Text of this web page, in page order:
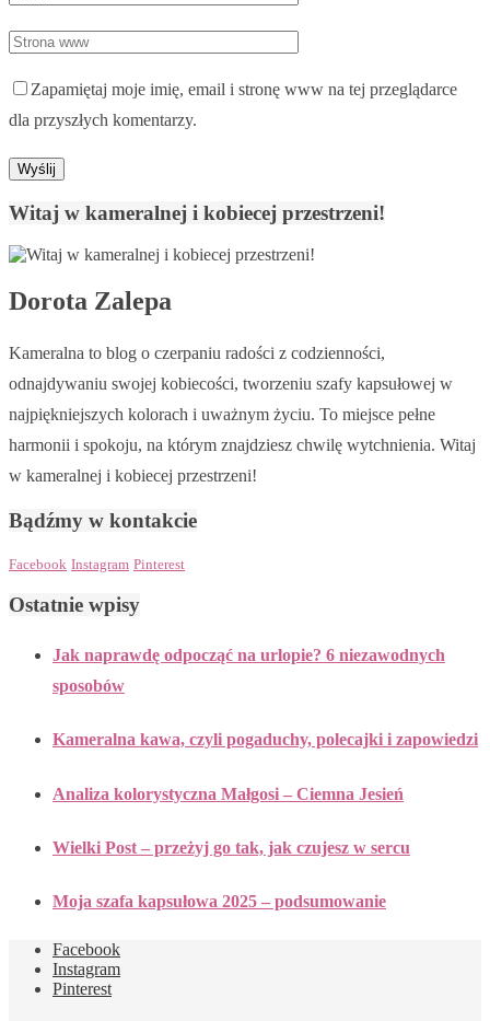
Zapamiętaj moje imię, email i stronę www na tej przeglądarce
dla przyszłych komentarzy.
Witaj w kameralnej i kobiecej przestrzeni!
Dorota Zalepa
Kameralna to blog o czerpaniu radości z codzienności,
odnajdywaniu swojej kobiecości, tworzeniu szafy kapsułowej w
najpiękniejszych kolorach i uważnym życiu. To miejsce pełne
harmonii i spokoju, na którym znajdziesz chwilę wytchnienia. Witaj
w kameralnej i kobiecej przestrzeni!
Bądźmy w kontakcie
Facebook Instagram Pinterest
Ostatnie wpisy
Jak naprawdę odpocząć na urlopie? 6 niezawodnych
sposobów
Kameralna kawa, czyli pogaduchy, polecajki i zapowiedzi
Analiza kolorystyczna Małgosi – Ciemna Jesień
Wielki Post – przeżyj go tak, jak czujesz w sercu
Moja szafa kapsułowa 2025 – podsumowanie
Facebook
Instagram
Pinterest